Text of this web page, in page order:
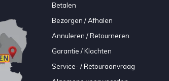
Betalen
Bezorgen / Afhalen
Annuleren / Retourneren
Garantie / Klachten
Service- / Retouraanvraag